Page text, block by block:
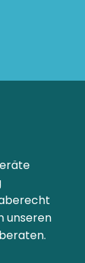
unseren